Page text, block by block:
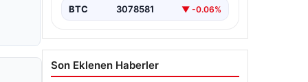
BTC 3078581 ▼ -0.06%
Son Eklenen Haberler